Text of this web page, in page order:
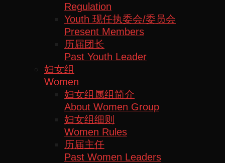
Regulation
Youth 现任执委会/委员会
Present Members
历届团长
Past Youth Leader
妇女组
Women
妇女组属组简介
About Women Group
妇女组细则
Women Rules
历届主任
Past Women Leaders